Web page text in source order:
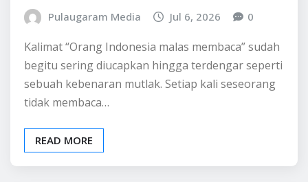
Pulaugaram Media Jul 6, 2026 0
Kalimat “Orang Indonesia malas membaca” sudah
begitu sering diucapkan hingga terdengar seperti
sebuah kebenaran mutlak. Setiap kali seseorang
tidak membaca…
READ MORE